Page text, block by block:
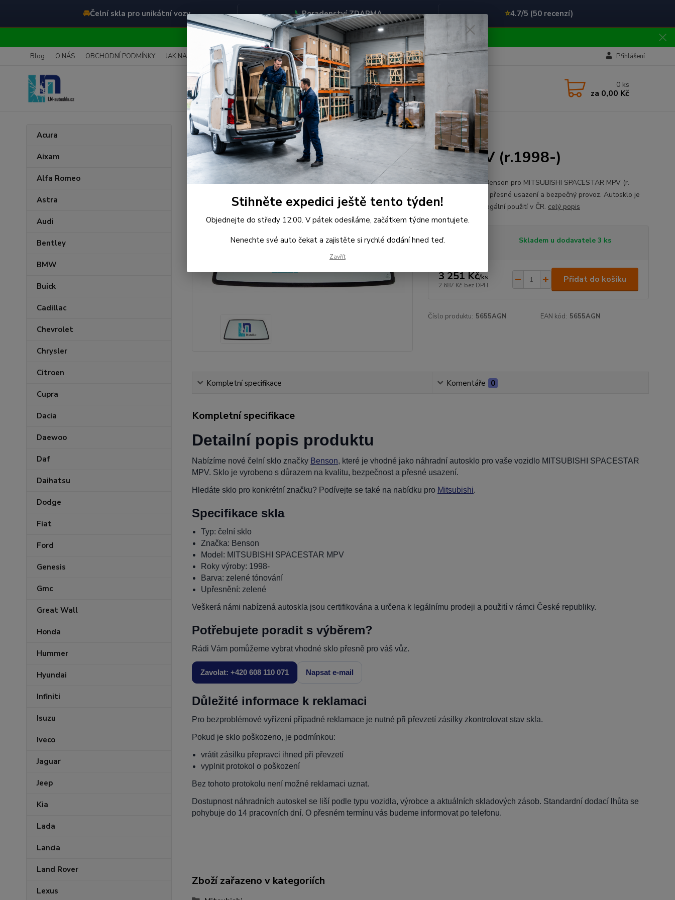
🚘Čelní skla pro unikátní vozy 📞Poradenství ZDARMA ⭐4.7/5 (50 recenzí)
OBJEDNÁVEJTE DO STŘEDY 12:00 - KAŽDÝ PÁTEK EXPEDUJEME!!
Blog O NÁS OBCHODNÍ PODMÍNKY JAK NAKUPOVAT KONTAKTY Přihlášení
Hledat 0 ks
za 0,00 Kč
Acura
Aixam
Alfa Romeo
Astra
Audi
Bentley
BMW
Buick
Cadillac
Chevrolet
Chrysler
Citroen
Cupra
Dacia
Daewoo
Daf
Daihatsu
Dodge
Fiat
Ford
Genesis
Gmc
Great Wall
Honda
Hummer
Hyundai
Infiniti
Isuzu
Iveco
Jaguar
Jeep
Kia
Lada
Lancia
Land Rover
Lexus
Úvod Mitsubishi Čelní Sklo - MITSUBISHI SPACESTAR MPV (r.1998-)
Čelní Sklo - MITSUBISHI SPACESTAR MPV (r.1998-)
Kvalitní čelní sklo Benson pro MITSUBISHI SPACESTAR MPV (r.
1998-). Určeno pro přesné usazení a bezpečný provoz. Autosklo je
certifikované pro legální použití v ČR. celý popis
Dostupnost Skladem u dodavatele 3 ks
3 251 Kč/ks
2 687 Kč bez DPH
Přidat do košíku
Číslo produktu: 5655AGN EAN kód: 5655AGN
Kompletní specifikace Komentáře 0
Kompletní specifikace
Detailní popis produktu
Nabízíme nové čelní sklo značky Benson, které je vhodné jako náhradní autosklo pro vaše vozidlo MITSUBISHI SPACESTAR
MPV. Sklo je vyrobeno s důrazem na kvalitu, bezpečnost a přesné usazení.
Hledáte sklo pro konkrétní značku? Podívejte se také na nabídku pro Mitsubishi.
Specifikace skla
Typ: čelní sklo
Značka: Benson
Model: MITSUBISHI SPACESTAR MPV
Roky výroby: 1998-
Barva: zelené tónování
Upřesnění: zelené
Veškerá námi nabízená autoskla jsou certifikována a určena k legálnímu prodeji a použití v rámci České republiky.
Potřebujete poradit s výběrem?
Rádi Vám pomůžeme vybrat vhodné sklo přesně pro váš vůz.
Zavolat: +420 608 110 071 Napsat e-mail
Důležité informace k reklamaci
Pro bezproblémové vyřízení případné reklamace je nutné při převzetí zásilky zkontrolovat stav skla.
Pokud je sklo poškozeno, je podmínkou:
vrátit zásilku přepravci ihned při převzetí
vyplnit protokol o poškození
Bez tohoto protokolu není možné reklamaci uznat.
Dostupnost náhradních autoskel se liší podle typu vozidla, výrobce a aktuálních skladových zásob. Standardní dodací lhůta se
pohybuje do 14 pracovních dní. O přesném termínu vás budeme informovat po telefonu.
Zboží zařazeno v kategoriích
Stihněte expedici ještě tento týden!
Objednejte do středy 12:00. V pátek odesíláme, začátkem týdne montujete.
Nenechte své auto čekat a zajistěte si rychlé dodání hned teď.
Zavřít